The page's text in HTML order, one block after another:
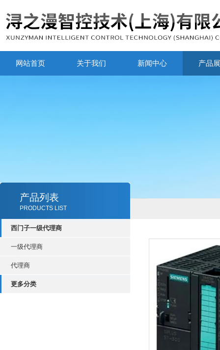
网站首页 关于我们 新闻中心 产品
产品列表
PRODUCTS LIST
西门子一级代理商
一级代理商
代理商
更多分类